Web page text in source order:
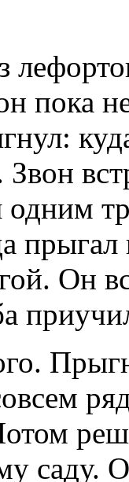
пока
Звон
одним
прыгал
Он
саду.